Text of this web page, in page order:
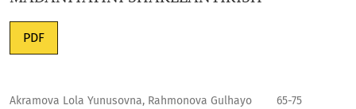
PDF
Akramova Lola Yunusovna, Rahmonova Gulhayo
65-75